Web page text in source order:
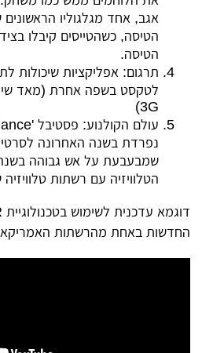
הטיסה, כשהטייסים קיבלו
הטיסה.
תרגום: אפליקציות שיכולות
לטקסט בשפה אחרת (מאד
3G)
שמבעבעת על אש גבוהה
הטלוויזיה עם רשתות
החדשות באחת מהרשתות